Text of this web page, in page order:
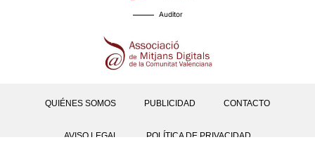
Auditor
QUIÉNES SOMOS PUBLICIDAD CONTACTO
AVISO LEGAL POLÍTICA DE PRIVACIDAD